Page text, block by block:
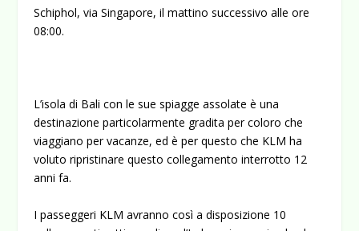
Schiphol, via Singapore, il mattino successivo alle ore
08:00.
L’isola di Bali con le sue spiagge assolate è una
destinazione particolarmente gradita per coloro che
viaggiano per vacanze, ed è per questo che KLM ha
voluto ripristinare questo collegamento interrotto 12
anni fa.
I passeggeri KLM avranno così a disposizione 10